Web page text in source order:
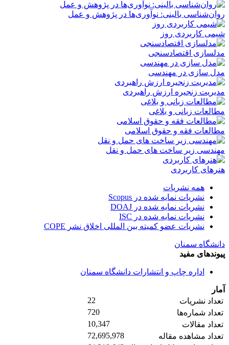
روان‌شناسی بالینی: نوآوری‌ها در پژوهش و عمل
شیمى کاربردى روز
مدلسازی اقتصادسنجی
مدل سازی در مهندسی
مدیریت زنجیره ارزش راهبردی
مطالعات زبانی و بلاغی
مطالعات فقه و حقوق اسلامی
مهندسی زیر ساخت های حمل و نقل
هنرهای کاربردی
همه نشریات
نشریات نمایه شده در Scopus
نشریات نمایه شده در DOAJ
نشریات نمایه شده در ISC
نشریات عضو کمیته بین المللی اخلاق نشر COPE
دانشگاه سمنان
پیوندهای مفید
اداره چاپ و انتشارات دانشگاه سمنان
آمار
تعداد نشریات
22
تعداد شماره‌ها
720
تعداد مقالات
10,347
تعداد مشاهده مقاله
72,695,978